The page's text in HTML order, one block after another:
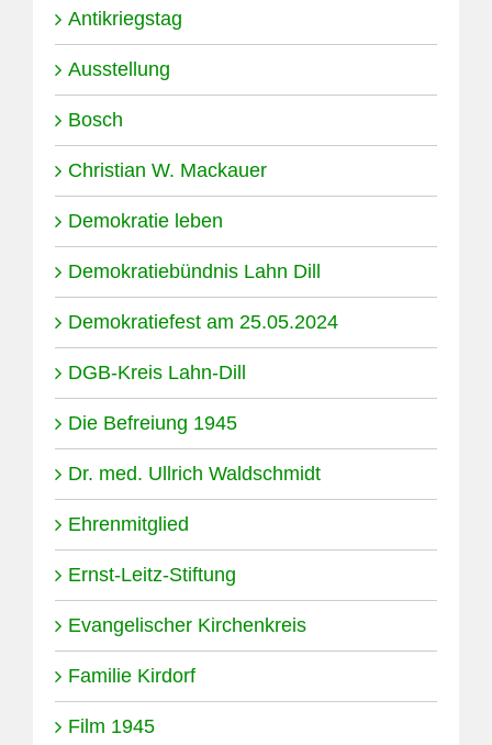
Antikriegstag
Ausstellung
Bosch
Christian W. Mackauer
Demokratie leben
Demokratiebündnis Lahn Dill
Demokratiefest am 25.05.2024
DGB-Kreis Lahn-Dill
Die Befreiung 1945
Dr. med. Ullrich Waldschmidt
Ehrenmitglied
Ernst-Leitz-Stiftung
Evangelischer Kirchenkreis
Familie Kirdorf
Film 1945